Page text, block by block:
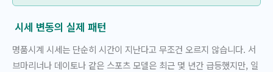
시세 변동의 실제 패턴
명품시계 시세는 단순히 시간이 지난다고 무조건 오르지 않습니다. 서
브마리너나 데이토나 같은 스포츠 모델은 최근 몇 년간 급등했지만, 일